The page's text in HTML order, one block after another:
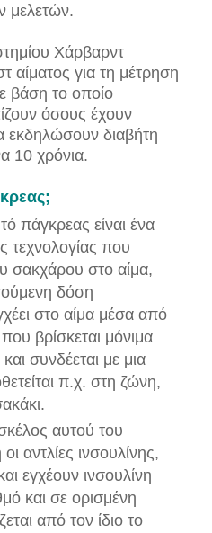
μελετών.
Χάρβαρντ
αίματος για τη μέτρηση
βάση το οποίο
όσους έχουν
εκδηλώσουν διαβήτη
10 χρόνια.
πάγκρεας είναι ένα
τεχνολογίας που
σακχάρου στο αίμα,
δόση
στο αίμα μέσα από
βρίσκεται μόνιμα
συνδέεται με μια
π.χ. στη ζώνη,
αυτού του
αντλίες ινσουλίνης,
εγχέουν ινσουλίνη
και σε ορισμένη
από τον ίδιο το